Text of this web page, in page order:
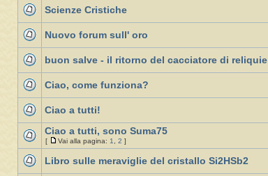
Scienze Cristiche
Nuovo forum sull' oro
buon salve - il ritorno del cacciatore di reliquie
Ciao, come funziona?
Ciao a tutti!
Ciao a tutti, sono Suma75
[ Vai alla pagina: 1, 2 ]
Libro sulle meraviglie del cristallo Si2HSb2